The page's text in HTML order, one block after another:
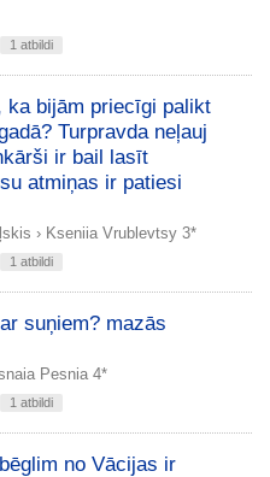
1 atbildi
ka bijām priecīgi palikt
Turpravda neļauj
ir bail lasīt
atmiņas ir patiesi
› Kseniia Vrublevtsy 3*
1 atbildi
suņiem? mazās
Pesnia 4*
1 atbildi
no Vācijas ir